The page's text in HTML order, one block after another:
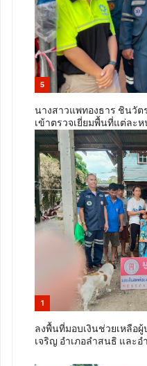
5
นางสาวแพทองธาร ชินวั
เข้าตรวจเยี่ยมพื้นที่แต่ละ
1
ลงพื้นที่มอบเงินช่วยเหลือ
เจริญ อำเภอลำสนธิ และอ